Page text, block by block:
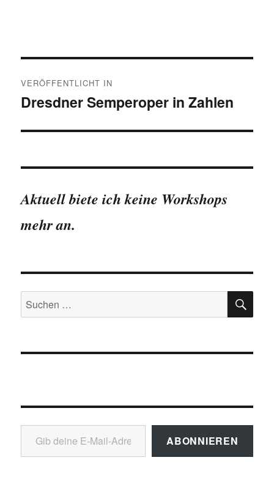
VERÖFFENTLICHT IN
Dresdner Semperoper in Zahlen
Aktuell biete ich keine Workshops
mehr an.
Suchen
nach:
Gib deine E-Mail-Adresse ein ...
ABONNIEREN